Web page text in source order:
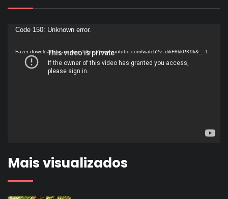
Tocador
vídeo
Code 150: Unknown error.
Fazer download do arquivo: https://www.youtube.com/watch?v=dikF8kkPK9k&_=1
Mais visualizados